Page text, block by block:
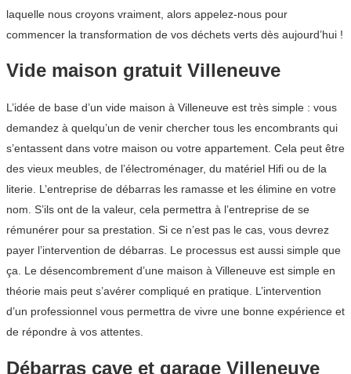
laquelle nous croyons vraiment, alors appelez-nous pour
commencer la transformation de vos déchets verts dès aujourd’hui !
Vide maison gratuit Villeneuve
L’idée de base d’un vide maison à Villeneuve est très simple : vous
demandez à quelqu’un de venir chercher tous les encombrants qui
s’entassent dans votre maison ou votre appartement. Cela peut être
des vieux meubles, de l’électroménager, du matériel Hifi ou de la
literie. L’entreprise de débarras les ramasse et les élimine en votre
nom. S’ils ont de la valeur, cela permettra à l’entreprise de se
rémunérer pour sa prestation. Si ce n’est pas le cas, vous devrez
payer l’intervention de débarras. Le processus est aussi simple que
ça. Le désencombrement d’une maison à Villeneuve est simple en
théorie mais peut s’avérer compliqué en pratique. L’intervention
d’un professionnel vous permettra de vivre une bonne expérience et
de répondre à vos attentes.
Débarras cave et garage Villeneuve